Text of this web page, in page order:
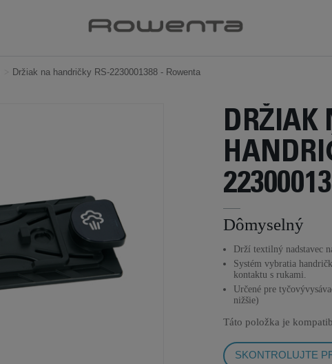
Držiak na handričky RS-2230001388 - Rowenta
DRŽIAK
Dômyselný
Drží textilný nadstavec
Systém vybratia
kontaktu s rukami.
Určené pre
nižšie)
Táto položka je
SKONTROLUJTE